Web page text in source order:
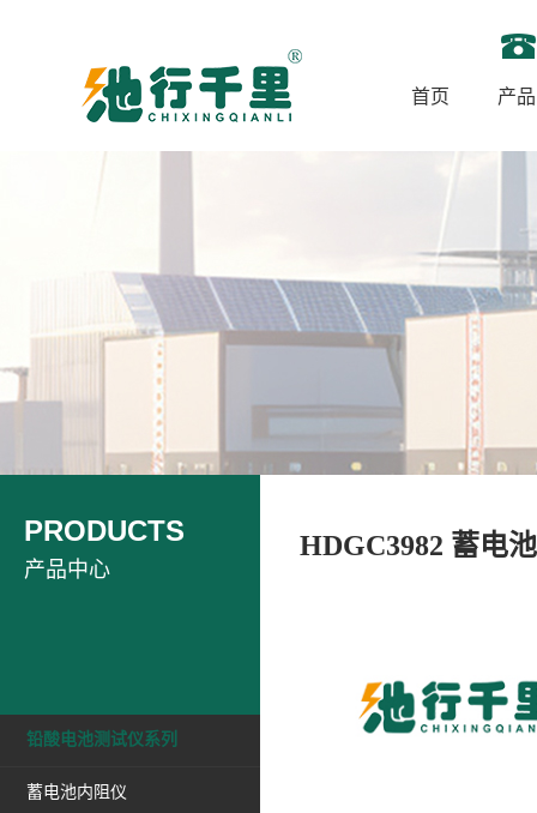
首页 产
产品中心
PRODUCTS
铅酸电池测试仪系列
蓄电池内阻仪
HDGC3982 蓄电